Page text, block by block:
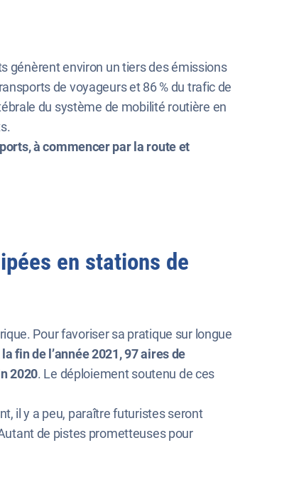
génèrent environ un tiers des émissions
de voyageurs et 86 % du trafic de
du système de mobilité routière en
à commencer par la route et
en stations de
Pour favoriser sa pratique sur longue
la fin de l’année 2021, 97 aires de
2020. Le déploiement soutenu de ces
il y a peu, paraître futuristes seront
de pistes prometteuses pour